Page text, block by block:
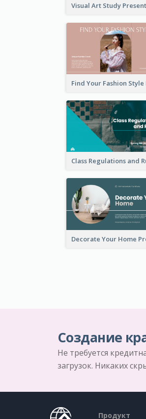
Создание
Не требуется
загрузок. Никаких
Продукт